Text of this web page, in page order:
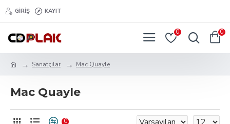
GIRIŞ KAYIT
0 0
Sanatçılar Mac Quayle
Mac Quayle
0